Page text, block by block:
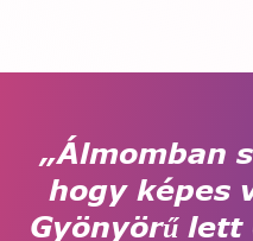
„Álmomban
hogy képes
Gyönyörű